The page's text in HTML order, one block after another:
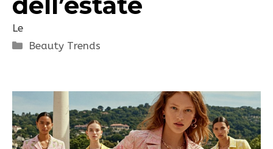
Le
Categorie
Beauty Trends